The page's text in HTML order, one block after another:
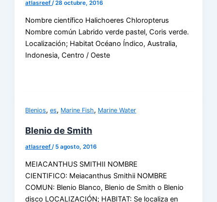
atlasreef/28 octubre, 2016
Nombre científico Halichoeres Chloropterus
Nombre común Labrido verde pastel, Coris verde.
Localización; Habitat Océano Índico, Australia,
Indonesia, Centro / Oeste
Blenios,es, Marine Fish, Marine Water
Blenio de Smith
atlasreef/ 5 agosto, 2016
MEIACANTHUS SMITHII NOMBRE
CIENTIFICO: Meiacanthus Smithii NOMBRE
COMUN: Blenio Blanco, Blenio de Smith o Blenio
disco LOCALIZACIÓN; HABITAT: Se localiza en